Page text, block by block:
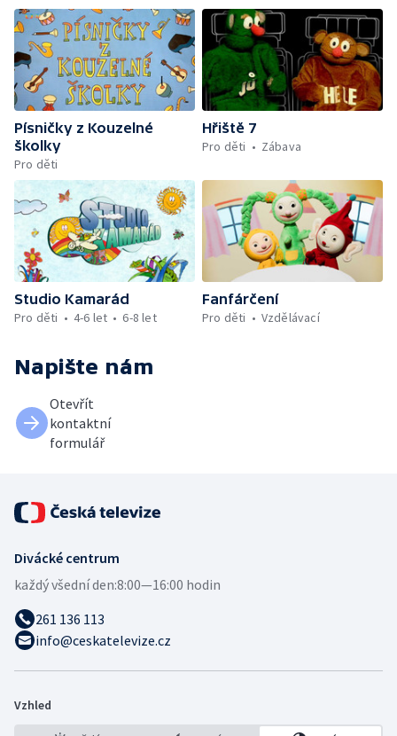
Písničky z Kouzelné
školky
Pro děti
Hřiště 7
Pro děti
Zábava
Studio Kamarád
Pro děti
4-6 let 6-8 let
Fanfárčení
Pro děti
Vzdělávací
Napište nám
Otevřít
kontaktní
formulář
Divácké centrum
každý všední den:8:00—16:00 hodin
261 136 113
info@ceskatelevize.cz
Vzhled